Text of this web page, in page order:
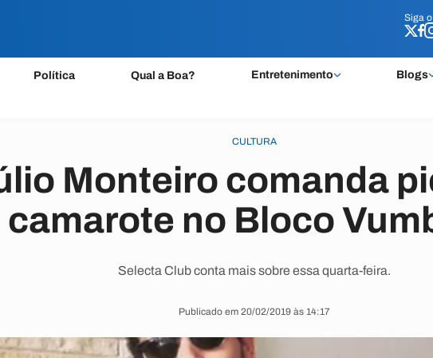
Siga o
Política Qual a Boa? Entretenimento Blogs
Siga o
CULTURA
Monteiro comanda
camarote no Bloco
Selecta Club conta mais sobre essa quarta-feira.
Publicado em 20/02/2019 às 14:17